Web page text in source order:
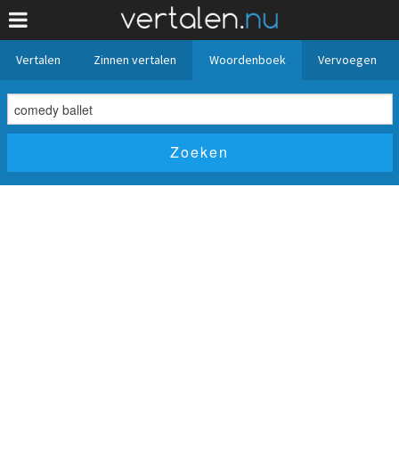
Vertalen Zinnen vertalen Woordenboek Vervoegen